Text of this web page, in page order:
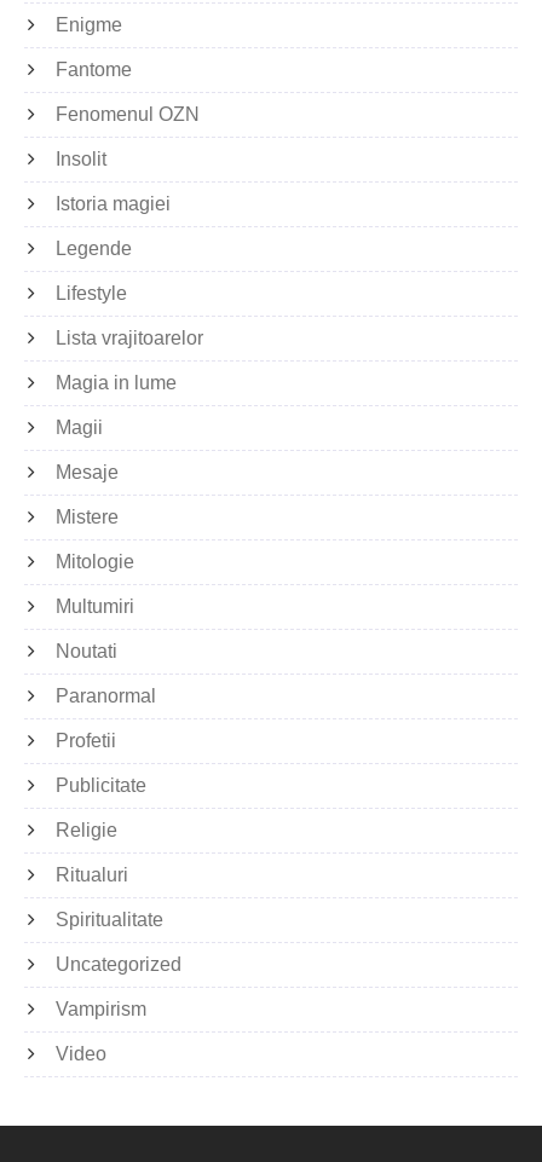
Enigme
Fantome
Fenomenul OZN
Insolit
Istoria magiei
Legende
Lifestyle
Lista vrajitoarelor
Magia in lume
Magii
Mesaje
Mistere
Mitologie
Multumiri
Noutati
Paranormal
Profetii
Publicitate
Religie
Ritualuri
Spiritualitate
Uncategorized
Vampirism
Video